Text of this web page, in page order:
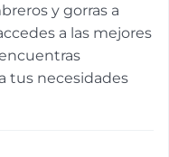
y gorras a
a las mejores
tus necesidades